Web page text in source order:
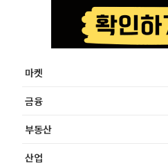
마켓
금융
부동산
산업